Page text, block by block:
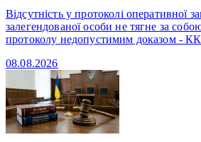
Відсутність у протоколі оперативної
залегендованої особи не тягне за
протоколу недопустимим доказом -
08.08.2026